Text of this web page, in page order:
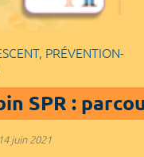
PRÉVENTION-
SPR :
juin 2021